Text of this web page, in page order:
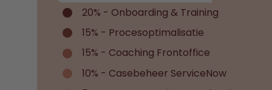
20% - Onboarding & Training
15% - Procesoptimalisatie
15% - Coaching Frontoffice
10% - Casebeheer ServiceNow